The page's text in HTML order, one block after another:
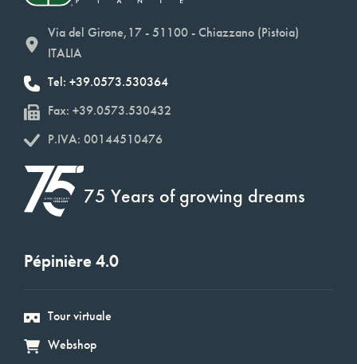
Via del Girone,17 - 51100 - Chiazzano (Pistoia)
ITALIA
Tel: +39.0573.530364
Fax: +39.0573.530432
P.IVA: 00144510476
75 Years of growing dreams
Pépinière 4.0
Tour virtuale
Webshop